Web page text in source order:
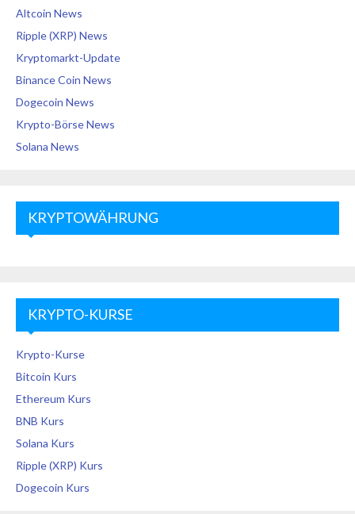
Altcoin News
Ripple (XRP) News
Kryptomarkt-Update
Binance Coin News
Dogecoin News
Krypto-Börse News
Solana News
KRYPTOWÄHRUNG
KRYPTO-KURSE
Krypto-Kurse
Bitcoin Kurs
Ethereum Kurs
BNB Kurs
Solana Kurs
Ripple (XRP) Kurs
Dogecoin Kurs